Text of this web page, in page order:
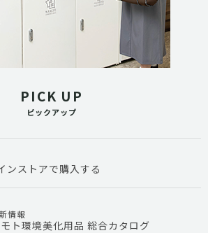
PICK UP
ピックアップ
ンストアで購入する
情報
ト環境美化用品 総合カタログ